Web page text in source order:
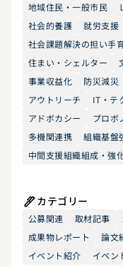
地域住民・一般市民
社会的養護
就労支援
社会課題解決の担い手
住まい・シェルター
事業収益化
防災減災
アウトリーチ
IT・テ
アドボカシー
プロボ
多機関連携
組織基盤
中間支援組織組成・強
カテゴリー
公募関連 取材記事
成果物レポート
論文
イベント紹介
イベン